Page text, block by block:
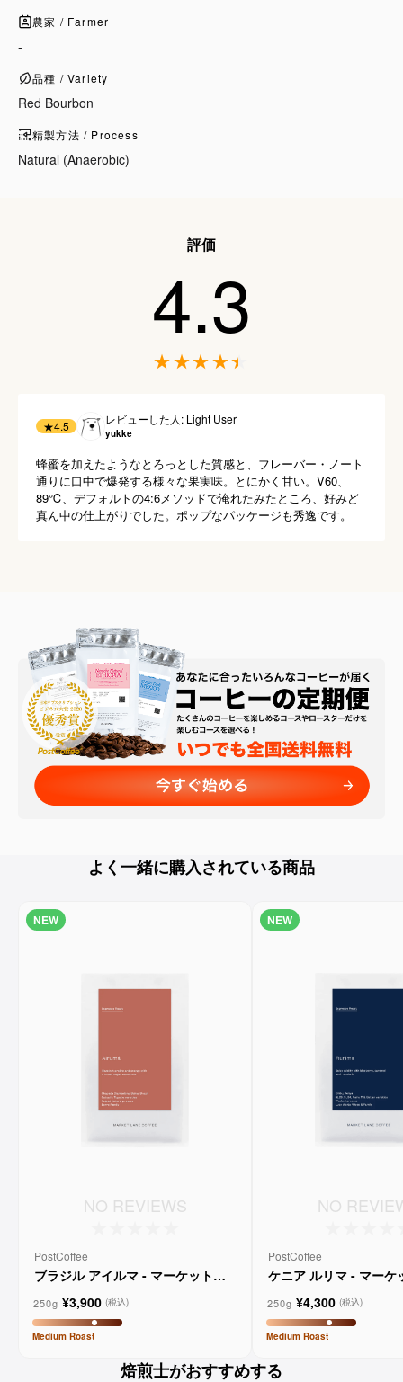
農家 / Farmer
-
品種 / Variety
Red Bourbon
精製方法 / Process
Natural (Anaerobic)
評価
4.3
★4.5 レビューした人: Light User
yukke
蜂蜜を加えたようなとろっとした質感と、フレーバー・ノート
通りに口中で爆発する様々な果実味。とにかく甘い。V60、
89℃、デフォルトの4:6メソッドで淹れたみたところ、好みど
真ん中の仕上がりでした。ポップなパッケージも秀逸です。
よく一緒に購入されている商品
NEW
NO REVIEWS
PostCoffee
ブラジル アイルマ - マーケットレ
250g ¥3,900 (税込)
Medium Roast
NEW
NO
PostCoffee
ケニア ルリマ - マーケ
250g ¥4,300 (税込)
Medium Roast
焙煎士がおすすめする